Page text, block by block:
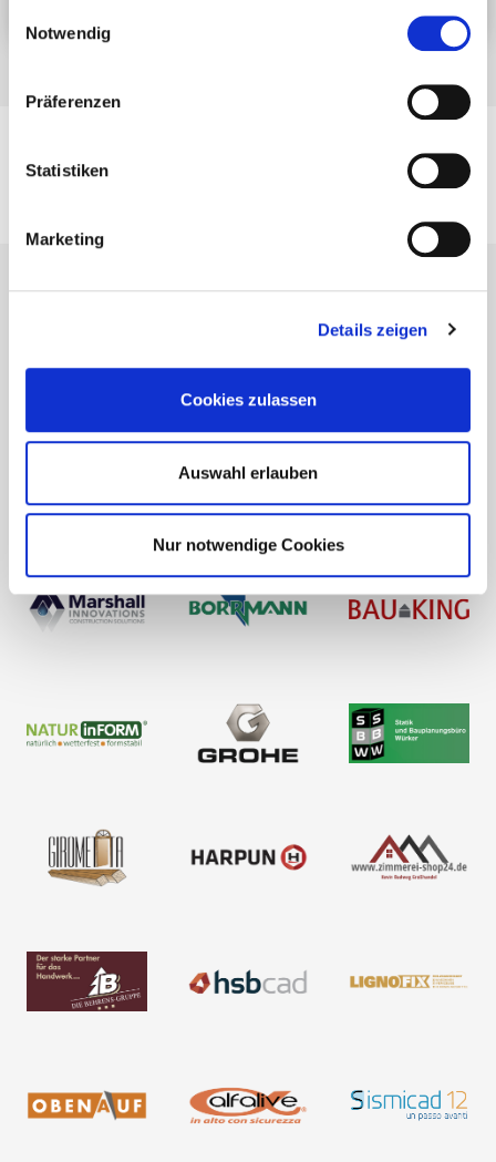
Notwendig
Präferenzen
Statistiken
Marketing
Details zeigen
Cookies zulassen
Auswahl erlauben
Nur notwendige Cookies
Ingenieurholzbau